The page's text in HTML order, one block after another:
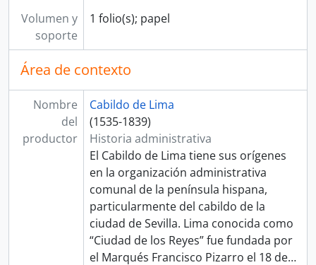
[Unidad de instalación] CAJA 79
[Unidad de instalación] CAJA 82
[Serie] CAUSAS CRIMINALES
[Sección] JUZGADO PRIVATIVO DE AGUAS
[Fondo] REAL AUDIENCIA DE LIMA
[Fondo] RENTA DE CORREOS
[Fondo] GUERRA Y MARINA
[Fondo] TRIBUNAL DE MINERÍA
[Fondo] CORTE SUPERIOR DE JUSTICIA
[Fondo] MINISTERIO DE GOBIERNO Y POLICÍA
[Fondo] MINISTERIO DE HACIENDA Y COMERCIO
[Fondo] COMISIÓN NACIONAL DEL SESQUICENTENARIO DE LA INDEPENDENCIA DEL PERÚ
[Fondo] ARCHIVO AGRARIO
Volumen y
soporte
1 folio(s); papel
Área de contexto
Nombre
del
productor
Cabildo de Lima
(1535-1839)
Historia administrativa
El Cabildo de Lima tiene sus orígenes
en la organización administrativa
comunal de la península hispana,
particularmente del cabildo de la
ciudad de Sevilla. Lima conocida como
“Ciudad de los Reyes” fue fundada por
el Marqués Francisco Pizarro el 18 de…